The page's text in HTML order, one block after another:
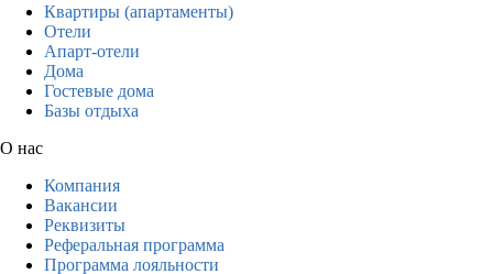
Квартиры (апартаменты)
Отели
Апарт-отели
Дома
Гостевые дома
Базы отдыха
О нас
Компания
Вакансии
Реквизиты
Реферальная программа
Программа лояльности